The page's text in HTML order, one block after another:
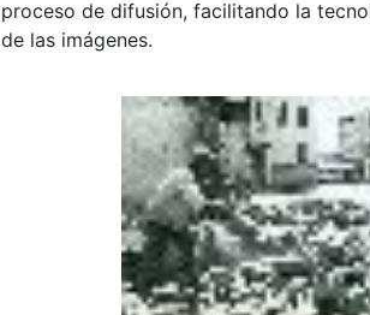
proceso de difusión, facilitando la
de las imágenes.